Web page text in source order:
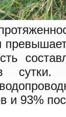
сутки.
и 93%